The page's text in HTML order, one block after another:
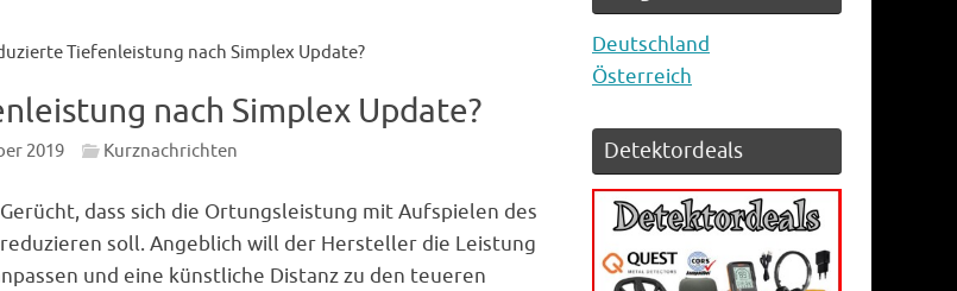
Tiefenleistung nach Simplex Update?
nach Simplex Update?
2019 Kurznachrichten
dass sich die Ortungsleistung mit Aufspielen des
soll. Angeblich will der Hersteller die Leistung
und eine künstliche Distanz zu den teueren
Deutschland
Österreich
Detektordeals